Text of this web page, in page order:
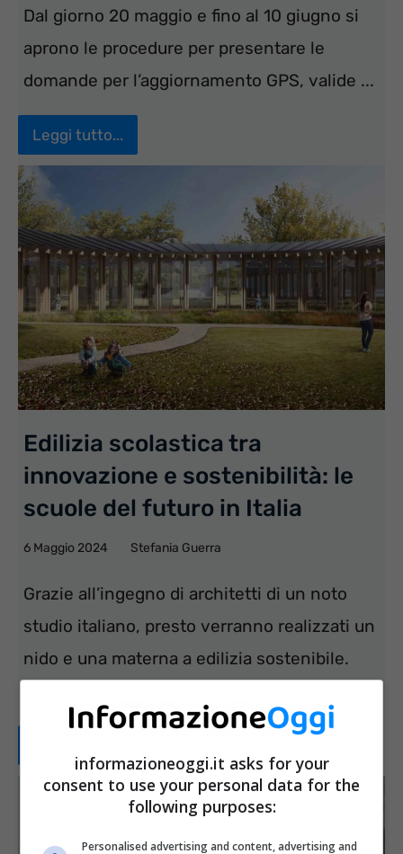
Dal giorno 20 maggio e fino al 10 giugno si
aprono le procedure per presentare le
domande per l’aggiornamento GPS, valide ...
Leggi tutto...
Edilizia scolastica tra
innovazione e sostenibilità: le
scuole del futuro in Italia
6 Maggio 2024 Stefania Guerra
Grazie all’ingegno di architetti di un noto
studio italiano, presto verranno realizzati un
nido e una materna a edilizia sostenibile.
informazioneoggi.it asks for your
consent to use your personal data for the
following purposes:
Personalised advertising and content, advertising and